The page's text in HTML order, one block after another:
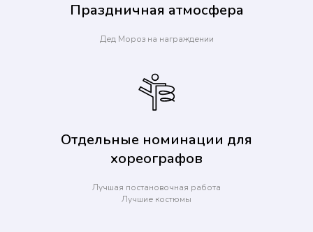
Праздничная атмосфера
Дед Мороз на награждении
Отдельные номинации для
хореографов
Лучшая постановочная работа
Лучшие костюмы